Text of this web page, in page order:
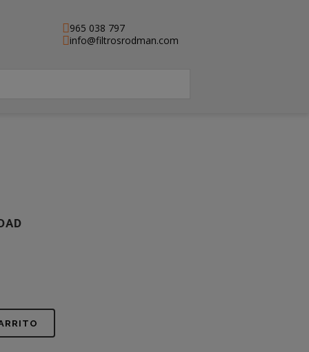
965 038 797
info@filtrosrodman.com